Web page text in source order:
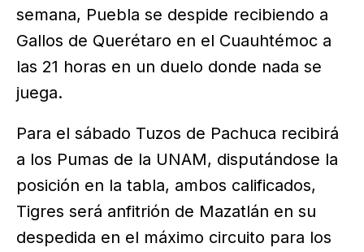
semana, Puebla se despide recibiendo a
Gallos de Querétaro en el Cuauhtémoc a
las 21 horas en un duelo donde nada se
juega.
Para el sábado Tuzos de Pachuca recibirá
a los Pumas de la UNAM, disputándose la
posición en la tabla, ambos calificados,
Tigres será anfitrión de Mazatlán en su
despedida en el máximo circuito para los